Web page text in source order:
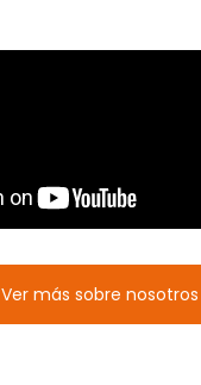
Ver más sobre nosotros